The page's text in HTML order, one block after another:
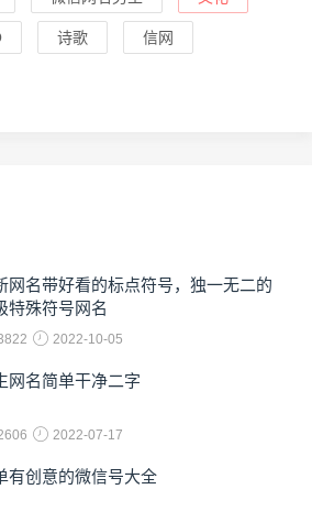
诗歌 信网
网名带好看的标点符号，独一无二的
特殊符号网名
2022-10-05
网名简单干净二字
2022-07-17
有创意的微信号大全